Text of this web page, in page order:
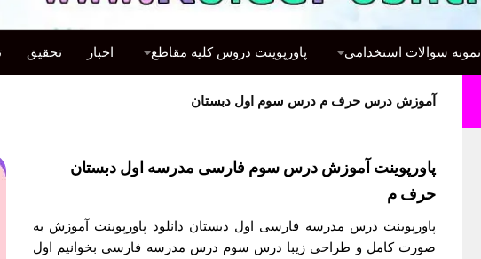
نمونه سوالات استخدامی پاورپوینت دروس کلیه مقاطع اخبار تحقیق
آموزش درس حرف م درس سوم اول دبستان
پاورپوینت آموزش درس سوم فارسی مدرسه اول دبستان
حرف م
پاورپوینت درس مدرسه فارسی اول دبستان دانلود پاورپوینت آموزش به
صورت کامل و طراحی زیبا درس سوم درس مدرسه فارسی بخوانیم اول